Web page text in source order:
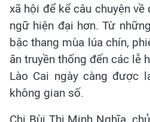
xã hội để kể câu chuyện
ngữ hiện đại hơn. Từ
bậc thang mùa lúa chín,
ăn truyền thống đến các lễ
Lào Cai ngày càng được
không gian số.